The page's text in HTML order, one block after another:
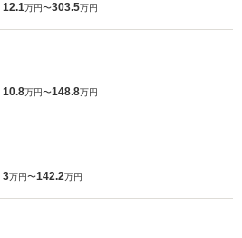
12.1万円〜303.5万円
10.8万円〜148.8万円
3万円〜142.2万円